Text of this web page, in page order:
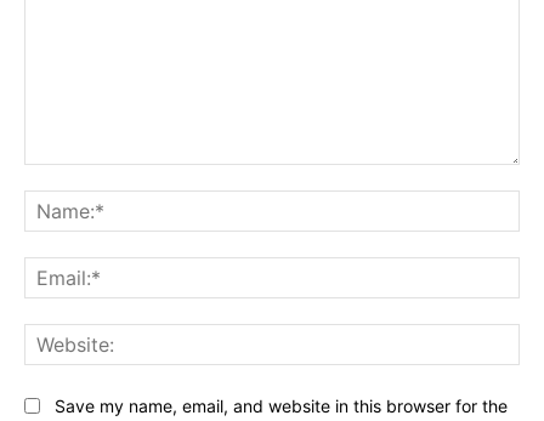
Save my name, email, and website in this browser for the